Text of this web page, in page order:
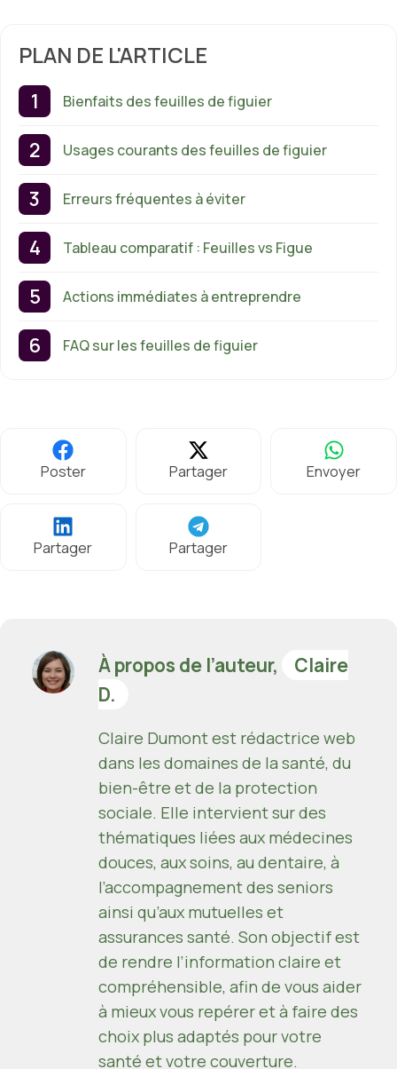
PLAN DE L'ARTICLE
Bienfaits des feuilles de figuier
Usages courants des feuilles de figuier
Erreurs fréquentes à éviter
Tableau comparatif : Feuilles vs Figue
Actions immédiates à entreprendre
FAQ sur les feuilles de figuier
Poster Partager Envoyer
Partager Partager
À propos de l’auteur,
Claire
D.
Claire Dumont est rédactrice web
dans les domaines de la santé, du
bien-être et de la protection
sociale. Elle intervient sur des
thématiques liées aux médecines
douces, aux soins, au dentaire, à
l’accompagnement des seniors
ainsi qu’aux mutuelles et
assurances santé. Son objectif est
de rendre l’information claire et
compréhensible, afin de vous aider
à mieux vous repérer et à faire des
choix plus adaptés pour votre
santé et votre couverture.